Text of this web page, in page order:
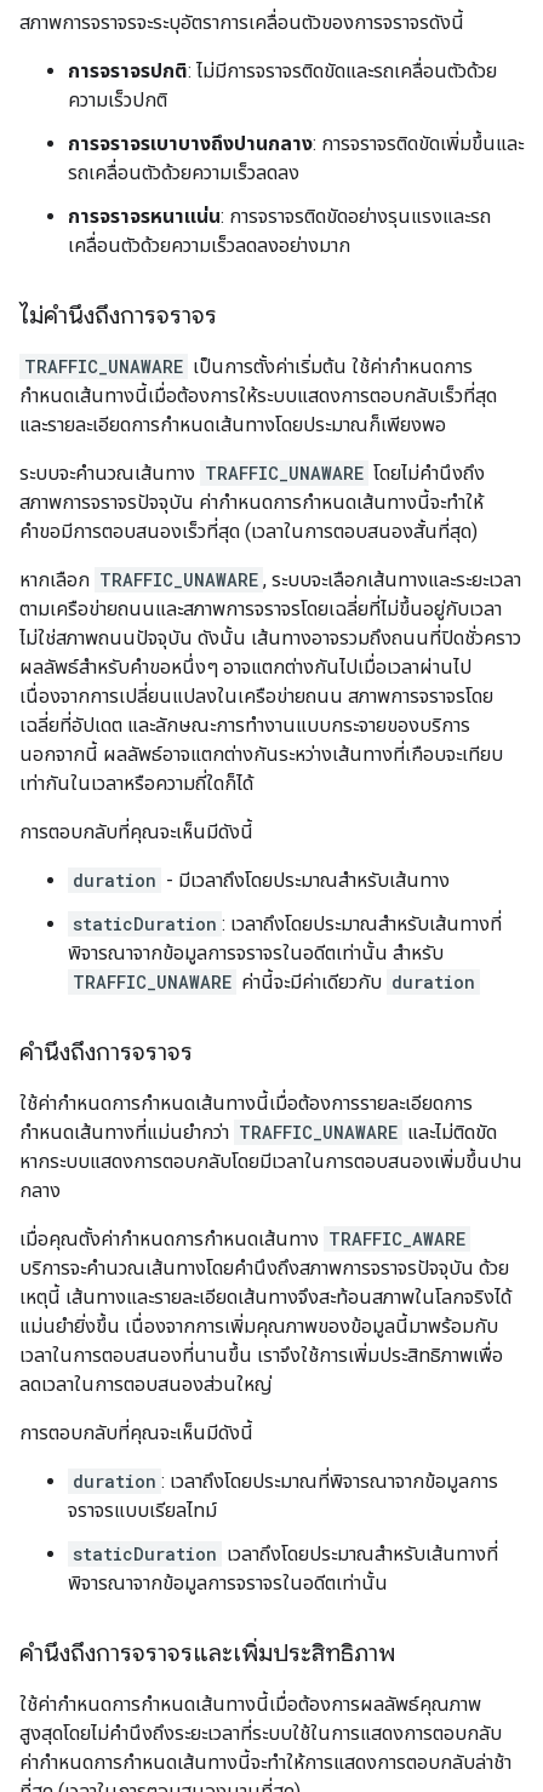
สภาพการจราจรจะระบุอัตราการเคลื่อนตัวของการจราจรดังนี้
การจราจรปกติ: ไม่มีการจราจรติดขัดและรถเคลื่อนตัวด้วย
ความเร็วปกติ
การจราจรเบาบางถึงปานกลาง: การจราจรติดขัดเพิ่มขึ้นและ
รถเคลื่อนตัวด้วยความเร็วลดลง
การจราจรหนาแน่น: การจราจรติดขัดอย่างรุนแรงและรถ
เคลื่อนตัวด้วยความเร็วลดลงอย่างมาก
ไม่คำนึงถึงการจราจร
TRAFFIC_UNAWARE เป็นการตั้งค่าเริ่มต้น ใช้ค่ากำหนดการ
กำหนดเส้นทางนี้เมื่อต้องการให้ระบบแสดงการตอบกลับเร็วที่สุด
และรายละเอียดการกำหนดเส้นทางโดยประมาณก็เพียงพอ
ระบบจะคำนวณเส้นทาง TRAFFIC_UNAWARE โดยไม่คำนึงถึง
สภาพการจราจรปัจจุบัน ค่ากำหนดการกำหนดเส้นทางนี้จะทำให้
คำขอมีการตอบสนองเร็วที่สุด (เวลาในการตอบสนองสั้นที่สุด)
หากเลือก TRAFFIC_UNAWARE , ระบบจะเลือกเส้นทางและระยะเวลา
ตามเครือข่ายถนนและสภาพการจราจรโดยเฉลี่ยที่ไม่ขึ้นอยู่กับเวลา
ไม่ใช่สภาพถนนปัจจุบัน ดังนั้น เส้นทางอาจรวมถึงถนนที่ปิดชั่วคราว
ผลลัพธ์สำหรับคำขอหนึ่งๆ อาจแตกต่างกันไปเมื่อเวลาผ่านไป
เนื่องจากการเปลี่ยนแปลงในเครือข่ายถนน สภาพการจราจรโดย
เฉลี่ยที่อัปเดต และลักษณะการทำงานแบบกระจายของบริการ
นอกจากนี้ ผลลัพธ์อาจแตกต่างกันระหว่างเส้นทางที่เกือบจะเทียบ
เท่ากันในเวลาหรือความถี่ใดก็ได้
การตอบกลับที่คุณจะเห็นมีดังนี้
duration - มีเวลาถึงโดยประมาณสำหรับเส้นทาง
staticDuration : เวลาถึงโดยประมาณสำหรับเส้นทางที่
พิจารณาจากข้อมูลการจราจรในอดีตเท่านั้น สำหรับ
TRAFFIC_UNAWARE ค่านี้จะมีค่าเดียวกับ duration
คำนึงถึงการจราจร
ใช้ค่ากำหนดการกำหนดเส้นทางนี้เมื่อต้องการรายละเอียดการ
กำหนดเส้นทางที่แม่นยำกว่า TRAFFIC_UNAWARE และไม่ติดขัด
หากระบบแสดงการตอบกลับโดยมีเวลาในการตอบสนองเพิ่มขึ้นปาน
กลาง
เมื่อคุณตั้งค่ากำหนดการกำหนดเส้นทาง TRAFFIC_AWARE
บริการจะคำนวณเส้นทางโดยคำนึงถึงสภาพการจราจรปัจจุบัน ด้วย
เหตุนี้ เส้นทางและรายละเอียดเส้นทางจึงสะท้อนสภาพในโลกจริงได้
แม่นยำยิ่งขึ้น เนื่องจากการเพิ่มคุณภาพของข้อมูลนี้มาพร้อมกับ
เวลาในการตอบสนองที่นานขึ้น เราจึงใช้การเพิ่มประสิทธิภาพเพื่อ
ลดเวลาในการตอบสนองส่วนใหญ่
การตอบกลับที่คุณจะเห็นมีดังนี้
duration : เวลาถึงโดยประมาณที่พิจารณาจากข้อมูลการ
จราจรแบบเรียลไทม์
staticDuration เวลาถึงโดยประมาณสำหรับเส้นทางที่
พิจารณาจากข้อมูลการจราจรในอดีตเท่านั้น
คำนึงถึงการจราจรและเพิ่มประสิทธิภาพ
ใช้ค่ากำหนดการกำหนดเส้นทางนี้เมื่อต้องการผลลัพธ์คุณภาพ
สูงสุดโดยไม่คำนึงถึงระยะเวลาที่ระบบใช้ในการแสดงการตอบกลับ
ค่ากำหนดการกำหนดเส้นทางนี้จะทำให้การแสดงการตอบกลับล่าช้า